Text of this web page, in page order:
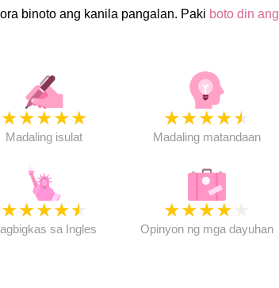
binoto ang kanila pangalan. Paki boto din ang
★★★★★
Madaling isulat
★★★★★
Madaling matandaan
★★★★★
sa Ingles
★★★★
Opinyon ng mga dayuhan